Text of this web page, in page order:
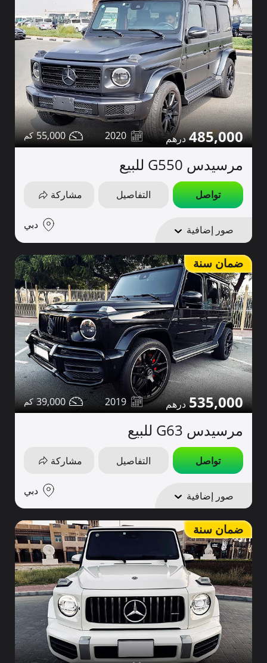
485,000
2020
55,000
مرسيدس G550 للبيع
تواصل التفاصيل مشاركة
صور إضافية دبي
ضمان سنة
535,000
2019
39,000
مرسيدس G63 للبيع
تواصل التفاصيل مشاركة
صور إضافية دبي
ضمان سنة